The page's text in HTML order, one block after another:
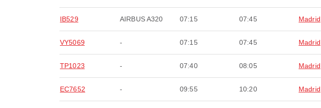
IB529 AIRBUS A320 07:15 07:45 Madrid
VY5069 - 07:15 07:45 Madrid
TP1023 - 07:40 08:05 Madrid
EC7652 - 09:55 10:20 Madrid